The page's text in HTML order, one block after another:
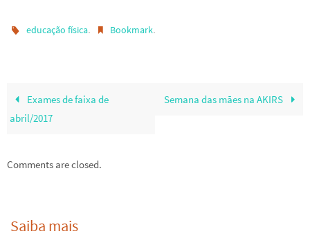
educação física. Bookmark.
Exames de faixa de
abril/2017
Semana das mães na AKIRS
Comments are closed.
Saiba mais